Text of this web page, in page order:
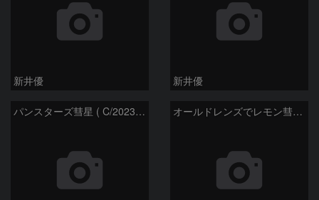
新井優 新井優
パンスターズ彗星 ( C/2023R1 ) ：2026/05/30 オールドレンズでレモン彗星11/9